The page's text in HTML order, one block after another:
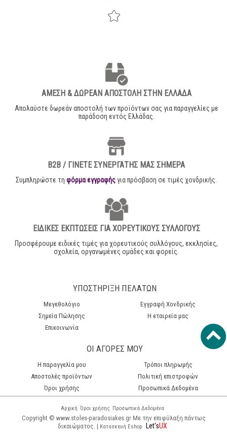
ΑΜΕΣΗ & ΔΩΡΕΑΝ ΑΠΟΣΤΟΛΗ ΣΤΗΝ ΕΛΛΑΔΑ
Απολαύστε δωρεάν αποστολή των προϊόντων σας για παραγγελίες με
παράδοση εντός Ελλάδας.
B2B / ΓΙΝΕΤΕ ΣΥΝΕΡΓΑΤΗΣ ΜΑΣ ΣΗΜΕΡΑ
Συμπληρώστε τηφόρμα εγγραφήςγια πρόσβαση σε τιμές χονδρικής.
ΕΙΔΙΚΕΣ ΕΚΠΤΩΣΕΙΣ ΓΙΑ ΧΟΡΕΥΤΙΚΟΥΣ ΣΥΛΛΟΓΟΥΣ
Προσφέρουμε ειδικές τιμές για χορευτικούς συλλόγους, εκκλησίες,
σχολεία, οργανωμένες ομάδες και φορείς.
ΥΠΟΣΤΗΡΙΞΗ ΠΕΛΑΤΩΝ
Μεγεθολόγιο
Εγγραφή Χονδρικής
Σημεία Πώλησης
Η εταιρεία μας
Επικοινωνία
ΟΙ ΑΓΟΡΕΣ ΜΟΥ
H παραγγελία μου
Τρόποι πληρωμής
Αποστολές προϊόντων
Πολιτική επιστροφών
Όροι χρήσης
Προσωπικά Δεδομένα
Αρχική Όροι χρήσης Προσωπικά Δεδομένα
Copyright © www.stoles-paradosiakes.gr Με την επιφύλαξη πάντως
δικαιώματος. | Κατασκευή Eshop Let'sUX